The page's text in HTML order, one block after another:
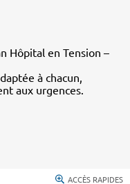
Hôpital en Tension –
à chacun,
aux urgences.
ACCÈS RAPIDES